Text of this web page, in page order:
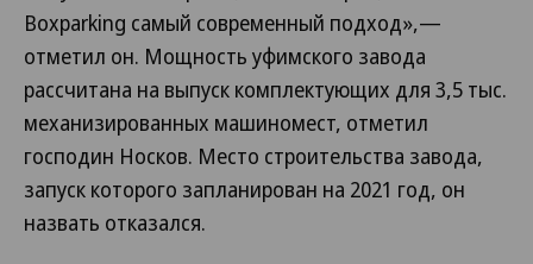
Boxparking самый современный подход»,—
отметил он. Мощность уфимского завода
рассчитана на выпуск комплектующих для 3,5 тыс.
механизированных машиномест, отметил
господин Носков. Место строительства завода,
запуск которого запланирован на 2021 год, он
назвать отказался.